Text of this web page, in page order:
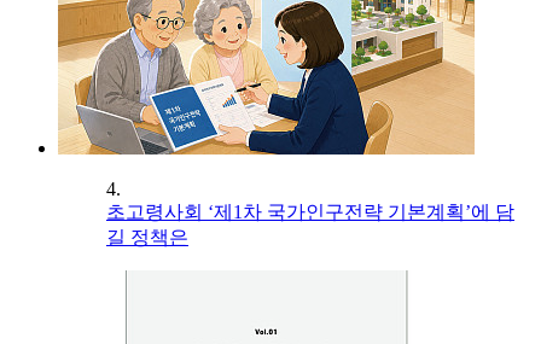
4.
초고령사회 ‘제1차 국가인구전략 기본계획’에 담
길 정책은